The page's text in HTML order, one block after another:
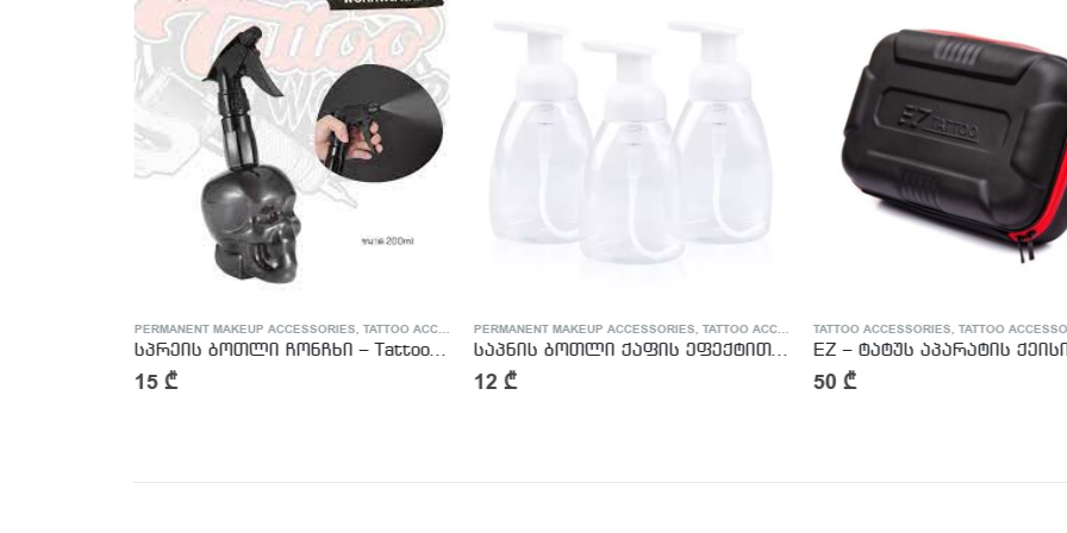
PERMANENT MAKEUP ACCESSORIES, TATTOO ACCESSORIES
სპრეის ბოთლი ჩონჩხი – Tattoo Spray Bottlev – Skull
15₾
PERMANENT MAKEUP ACCESSORIES, TATTOO ACCESSORIES
საპნის ბოთლი ქაფის ეფექტით – Tattoo Foam Bottle for Green/Blue Soap
12 ₾
TATTOO ACCESSORIES, TATTOO
EZ – ტატუს აპარატის
50 ₾